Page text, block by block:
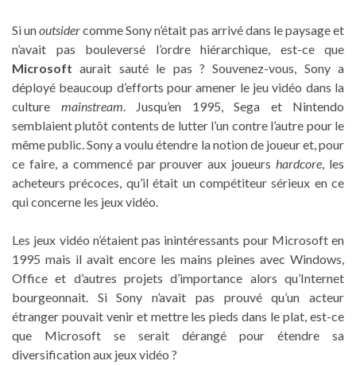
Si unoutsidercomme Sony n’était pas arrivé dans le paysage et
n’avait pas bouleversé l’ordre hiérarchique, est-ce que
Microsoft aurait sauté le pas ? Souvenez-vous, Sony a
déployé beaucoup d’efforts pour amener le jeu vidéo dans la
culture mainstream. Jusqu’en 1995, Sega et Nintendo
semblaient plutôt contents de lutter l’un contre l’autre pour le
même public. Sony a voulu étendre la notion de joueur et, pour
ce faire, a commencé par prouver aux joueurshardcore, les
acheteurs précoces, qu’il était un compétiteur sérieux en ce
qui concerne les jeux vidéo.
Les jeux vidéo n’étaient pas inintéressants pour Microsoft en
1995 mais il avait encore les mains pleines avec Windows,
Office et d’autres projets d’importance alors qu’Internet
bourgeonnait. Si Sony n’avait pas prouvé qu’un acteur
étranger pouvait venir et mettre les pieds dans le plat, est-ce
que Microsoft se serait dérangé pour étendre sa
diversification aux jeux vidéo ?